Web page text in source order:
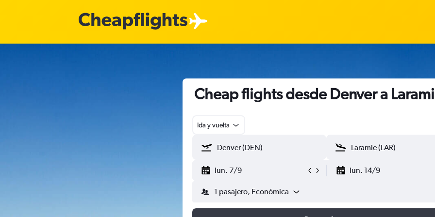
Cheap flights desde Denver a
Ida y vuelta
lun. 7/9 lun. 14/9
1 pasajero, Económica